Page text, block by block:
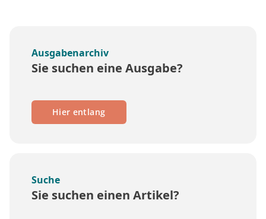
Ausgabenarchiv
Sie suchen eine Ausgabe?
Hier entlang
Suche
Sie suchen einen Artikel?